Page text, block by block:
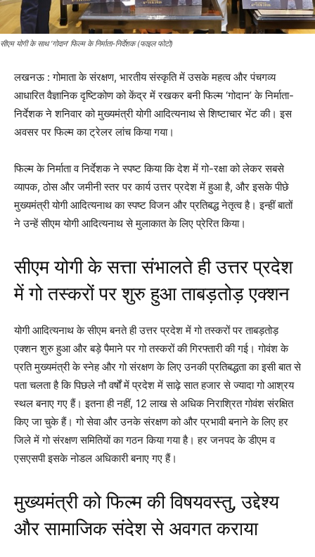
सीएम योगी के साथ ‘गोदान’ फिल्म के निर्माता-निर्देशक (फाइल फोटो)
लखनऊ : गोमाता के संरक्षण, भारतीय संस्कृति में उसके महत्व और पंचगव्य
आधारित वैज्ञानिक दृष्टिकोण को केंद्र में रखकर बनी फिल्म ‘गोदान’ के निर्माता-
निर्देशक ने शनिवार को मुख्यमंत्री योगी आदित्यनाथ से शिष्टाचार भेंट की। इस
अवसर पर फिल्म का ट्रेलर लांच किया गया।
फिल्म के निर्माता व निर्देशक ने स्पष्ट किया कि देश में गो-रक्षा को लेकर सबसे
व्यापक, ठोस और जमीनी स्तर पर कार्य उत्तर प्रदेश में हुआ है, और इसके पीछे
मुख्यमंत्री योगी आदित्यनाथ का स्पष्ट विजन और प्रतिबद्ध नेतृत्व है। इन्हीं बातों
ने उन्हें सीएम योगी आदित्यनाथ से मुलाकात के लिए प्रेरित किया।
सीएम योगी के सत्ता संभालते ही उत्तर प्रदेश
में गो तस्करों पर शुरु हुआ ताबड़तोड़ एक्शन
योगी आदित्यनाथ के सीएम बनते ही उत्तर प्रदेश में गो तस्करों पर ताबड़तोड़
एक्शन शुरु हुआ और बड़े पैमाने पर गो तस्करों की गिरफ्तारी की गई। गोवंश के
प्रति मुख्यमंत्री के स्नेह और गो संरक्षण के लिए उनकी प्रतिबद्धता का इसी बात से
पता चलता है कि पिछले नौ वर्षों में प्रदेश में साढ़े सात हजार से ज्यादा गो आश्रय
स्थल बनाए गए हैं। इतना ही नहीं, 12 लाख से अधिक निराश्रित गोवंश संरक्षित
किए जा चुके हैं। गो सेवा और उनके संरक्षण को और प्रभावी बनाने के लिए हर
जिले में गो संरक्षण समितियों का गठन किया गया है। हर जनपद के डीएम व
एसएसपी इसके नोडल अधिकारी बनाए गए हैं।
मुख्यमंत्री को फिल्म की विषयवस्तु, उद्देश्य
और सामाजिक संदेश से अवगत कराया